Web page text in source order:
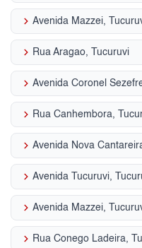
keyboard_arrow_right Avenida Mazzei,
keyboard_arrow_right Rua Aragao, Tucuruvi
keyboard_arrow_right Avenida Coronel
keyboard_arrow_right Rua Canhembora,
keyboard_arrow_right Avenida Nova
keyboard_arrow_right Avenida Tucuruvi,
keyboard_arrow_right Avenida Mazzei,
keyboard_arrow_right Rua Conego Ladeira,